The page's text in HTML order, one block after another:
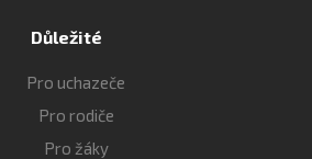
Důležité
Pro uchazeče
Pro rodiče
Pro žáky